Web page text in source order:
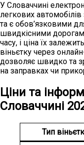
У Словаччині
легкових
та є обов’язковими
швидкісними
часу, і ціна їх
віньєтку через
дозволяє швидко та
на заправках чи
Ціни та
Словаччині
Тип